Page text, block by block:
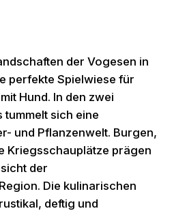
der Vogesen in
perfekte Spielwiese für
Hund. In den zwei
sich eine
und Pflanzenwelt. Burgen,
Kriegsschauplätze prägen
der
Die kulinarischen
deftig und